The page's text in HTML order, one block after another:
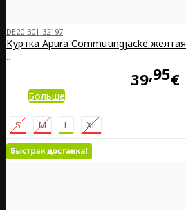
DE20-301-32197
Куртка Apura Commutingjacke желтая
..
39 95€
Больше
S M L XL